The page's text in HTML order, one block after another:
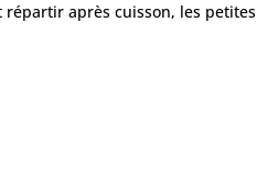
après cuisson, les petites